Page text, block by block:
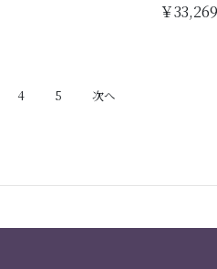
￥33,269
4 5 次へ